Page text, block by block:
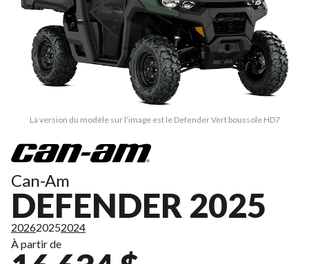
La version du modèle sur l'image est le Defender Vert boussole HD7
Can-Am
DEFENDER 2025
202620252024
À partir de